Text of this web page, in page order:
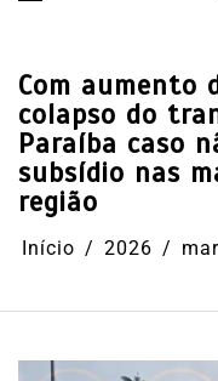
Com aumento
colapso do
Paraíba caso
subsídio nas
região
Início 2026